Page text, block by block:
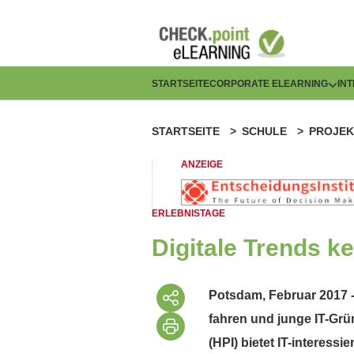
H
p
t
n
a
v
i
STARTSEITECORPORATE ELEARNING
P
f
a
d
a
v
STARTSEITE SCHULE
ANZEIGE
ERLEBNISTAGE
Digitale Trends
Potsdam, Februar
fahren und junge IT-
(HPI) bietet IT-